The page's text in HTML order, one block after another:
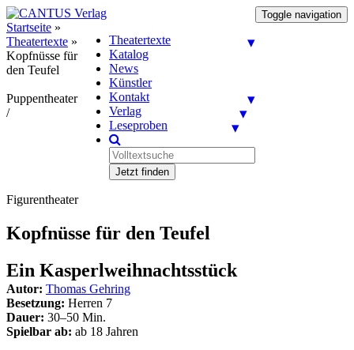
Toggle navigation
Theatertexte
Katalog
News
Künstler
Kontakt
Verlag
Leseproben
Jetzt finden
Startseite »
Theatertexte »
Kopfnüsse für
den Teufel
Puppentheater
/
Figurentheater
Kopfnüsse für den Teufel
Ein Kasperlweihnachtsstück
Autor: Thomas Gehring
Besetzung: Herren 7
Dauer: 30–50 Min.
Spielbar ab: ab 18 Jahren